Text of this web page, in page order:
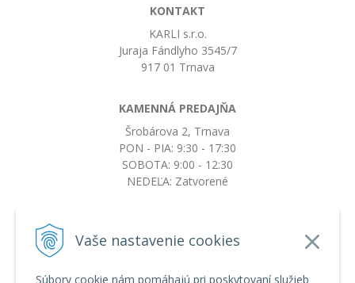
Vaše nastavenie cookies
Súbory cookie nám pomáhajú pri poskytovaní služieb
KONTAKT
KARLI s.r.o.
Juraja Fándlyho 3545/7
917 01 Trnava
KAMENNÁ PREDAJŇA
Šrobárova 2, Trnava
PON - PIA: 9:30 - 17:30
SOBOTA: 9:00 - 12:30
NEDEĽA: Zatvorené
objednavky@botkydorobotky.sk